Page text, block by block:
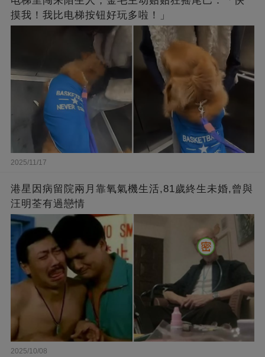
摸我！我比电梯按钮好玩多啦！」
2025/11/17
港星因病留院兩月靠氧氣機生活,81歲終生未婚,曾與
汪明荃有過戀情
2025/10/08